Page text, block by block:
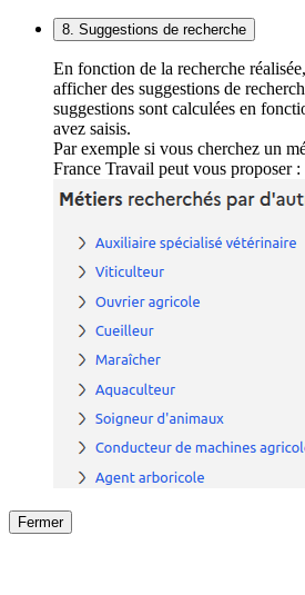
8. Suggestions de recherche
En fonction de la recherche
afficher des suggestions de
suggestions sont calculées en
avez saisis.
Par exemple si vous cherchez un
France Travail peut vous proposer :
Fermer